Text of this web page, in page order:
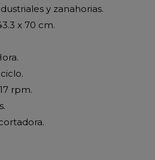
y zanahorias.
x 70 cm.
rpm.